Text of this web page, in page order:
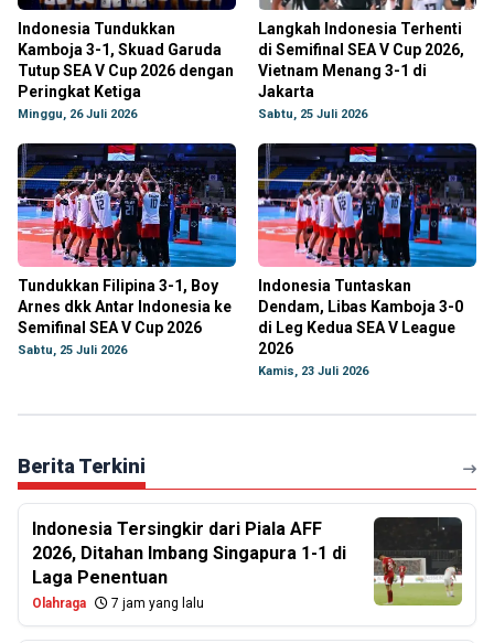
Indonesia Tundukkan
Kamboja 3-1, Skuad Garuda
Tutup SEA V Cup 2026 dengan
Peringkat Ketiga
Minggu, 26 Juli 2026
Langkah Indonesia Terhenti
di Semifinal SEA V Cup 2026,
Vietnam Menang 3-1 di
Jakarta
Sabtu, 25 Juli 2026
Tundukkan Filipina 3-1, Boy
Arnes dkk Antar Indonesia ke
Semifinal SEA V Cup 2026
Sabtu, 25 Juli 2026
Indonesia Tuntaskan
Dendam, Libas Kamboja 3-0
di Leg Kedua SEA V League
2026
Kamis, 23 Juli 2026
Berita Terkini
Indonesia Tersingkir dari Piala AFF
2026, Ditahan Imbang Singapura 1-1 di
Laga Penentuan
Olahraga 7 jam yang lalu